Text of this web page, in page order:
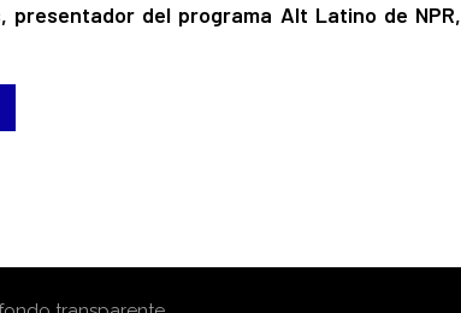
presentador del programa Alt Latino de NPR,